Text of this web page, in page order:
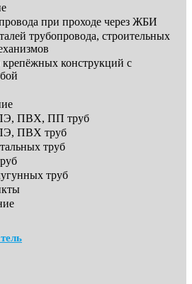
при проходе через ЖБИ
трубопровода, строительных
конструкций с
ПВХ, ПП труб
ПВХ труб
труб
труб